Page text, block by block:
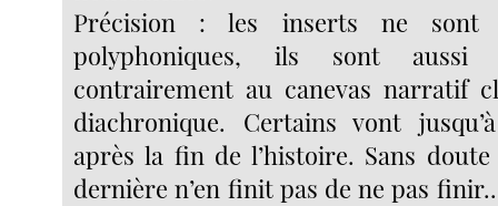
Précision : les inserts ne sont
polyphoniques, ils sont aussi
contrairement au canevas narratif
diachronique. Certains vont
après la fin de l’histoire. Sans
dernière n’en finit pas de ne pas